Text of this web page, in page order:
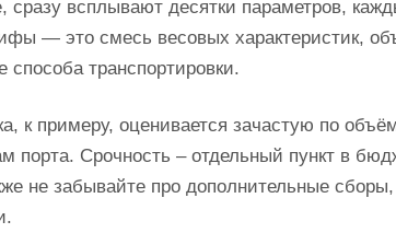
всплывают десятки параметров,
— это смесь весовых характеристик,
транспортировки.
к примеру, оценивается зачастую по
Срочность – отдельный пункт в
не забывайте про дополнительные сборы,